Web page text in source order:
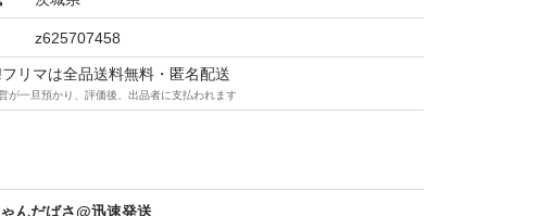
Lift Gel
ンジェル
z625707458
リマは全品送料無料・匿名配送
が一旦預かり、評価後、出品者に支払われます
んだばさ@迅速発送